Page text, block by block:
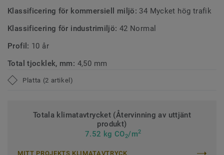
Klassificering för kommersiell miljö: 34 Mycket hög trafik
Klassificering för industrimiljö: 42 Normal
Profil: 10 år
Total tjocklek, mm: 4,50 mm
Platta (2 artikel)
Totala klimatavtrycket (Återvinning av uttjänt
produkt)
7.52 kg CO2/m2
MITT PROJEKTS KLIMATAVTRYCK